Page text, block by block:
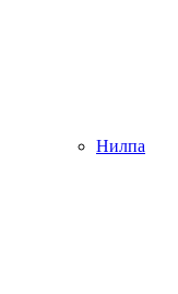
Нилпа